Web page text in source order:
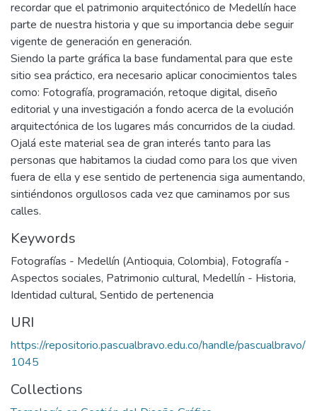
recordar que el patrimonio arquitectónico de Medellín hace
parte de nuestra historia y que su importancia debe seguir
vigente de generación en generación.
Siendo la parte gráfica la base fundamental para que este
sitio sea práctico, era necesario aplicar conocimientos tales
como: Fotografía, programación, retoque digital, diseño
editorial y una investigación a fondo acerca de la evolución
arquitectónica de los lugares más concurridos de la ciudad.
Ojalá este material sea de gran interés tanto para las
personas que habitamos la ciudad como para los que viven
fuera de ella y ese sentido de pertenencia siga aumentando,
sintiéndonos orgullosos cada vez que caminamos por sus
calles.
Keywords
Fotografías - Medellín (Antioquia, Colombia), Fotografía -
Aspectos sociales, Patrimonio cultural, Medellín - Historia,
Identidad cultural, Sentido de pertenencia
URI
https://repositorio.pascualbravo.edu.co/handle/pascualbravo/
1045
Collections